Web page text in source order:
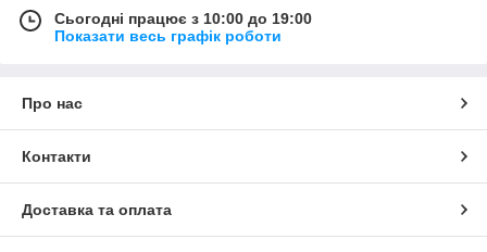
Сьогодні працює з 10:00 до 19:00
Показати весь графік роботи
Про нас
Контакти
Доставка та оплата